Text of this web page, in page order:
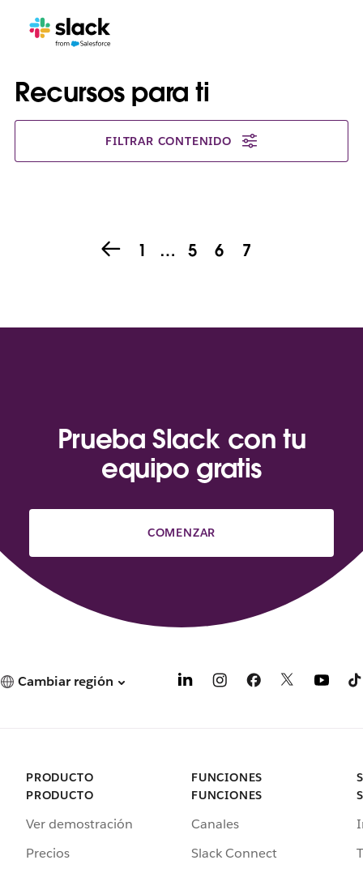
Recursos para ti
FILTRAR CONTENIDO
1 … 5 6 7
Prueba Slack con tu
equipo gratis
COMENZAR
Cambiar región
PRODUCTO
PRODUCTO
Ver demostración
Precios
FUNCIONES
FUNCIONES
Canales
Slack Connect